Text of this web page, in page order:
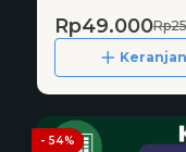
Rp49.000
- 54%